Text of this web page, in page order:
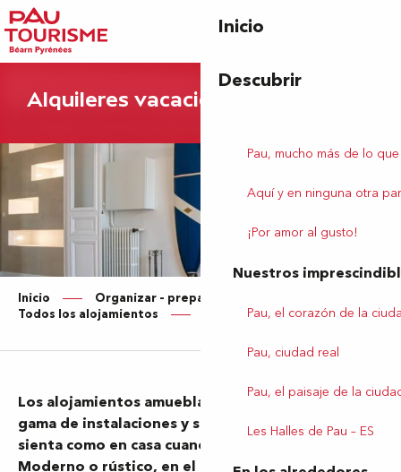
Aller
au
contenu
Inicio
Descubrir
Pau, mucho más de lo
Aquí y en ninguna otra
¡Por amor al gusto!
Nuestros
Pau, el corazón de la
Pau, ciudad real
Pau, el paisaje de la
Les Halles de Pau – ES
Alquileres vacacionales
Inicio
Organizar – preparar su estancia
Todos los alojamientos
Alquiler de temporada – ES
Los alojamientos amueblados ofrecen una amplia
gama de instalaciones y servicios, para que se
sienta como en casa cuando esté lejos de ella.
Moderno o rústico, en el centro de la ciudad o en